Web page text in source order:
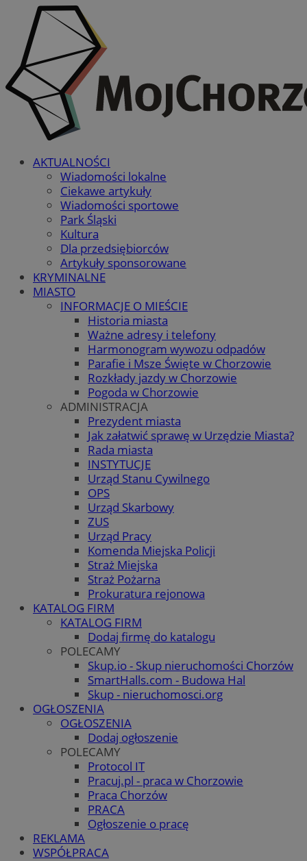
AKTUALNOŚCI
Wiadomości lokalne
Ciekawe artykuły
Wiadomości sportowe
Park Śląski
Kultura
Dla przedsiębiorców
Artykuły sponsorowane
KRYMINALNE
MIASTO
INFORMACJE O MIEŚCIE
Historia miasta
Ważne adresy i telefony
Harmonogram wywozu odpadów
Parafie i Msze Święte w Chorzowie
Rozkłady jazdy w Chorzowie
Pogoda w Chorzowie
ADMINISTRACJA
Prezydent miasta
Jak załatwić sprawę w Urzędzie Miasta?
Rada miasta
INSTYTUCJE
Urząd Stanu Cywilnego
OPS
Urząd Skarbowy
ZUS
Urząd Pracy
Komenda Miejska Policji
Straż Miejska
Straż Pożarna
Prokuratura rejonowa
KATALOG FIRM
KATALOG FIRM
Dodaj firmę do katalogu
POLECAMY
Skup.io - Skup nieruchomości Chorzów
SmartHalls.com - Budowa Hal
Skup - nieruchomosci.org
OGŁOSZENIA
OGŁOSZENIA
Dodaj ogłoszenie
POLECAMY
Protocol IT
Pracuj.pl - praca w Chorzowie
Praca Chorzów
PRACA
Ogłoszenie o pracę
REKLAMA
WSPÓŁPRACA